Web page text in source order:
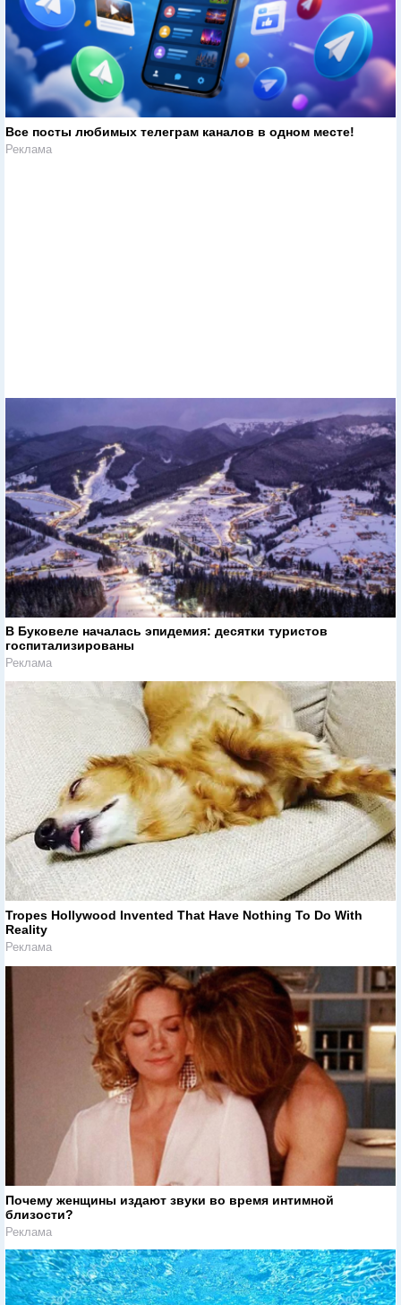
Все посты любимых телеграм каналов в одном месте!
Реклама
В Буковеле началась эпидемия: десятки туристов
госпитализированы
Реклама
Tropes Hollywood Invented That Have Nothing To Do With
Reality
Реклама
Почему женщины издают звуки во время интимной
близости?
Реклама